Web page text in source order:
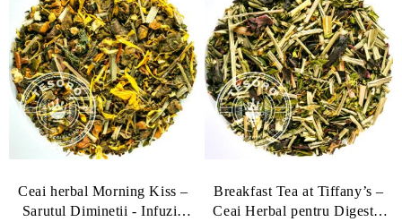
Ceai herbal Morning Kiss –
Sarutul Diminetii - Infuzie
Breakfast Tea at Tiffany’s –
Ceai Herbal pentru Digestie